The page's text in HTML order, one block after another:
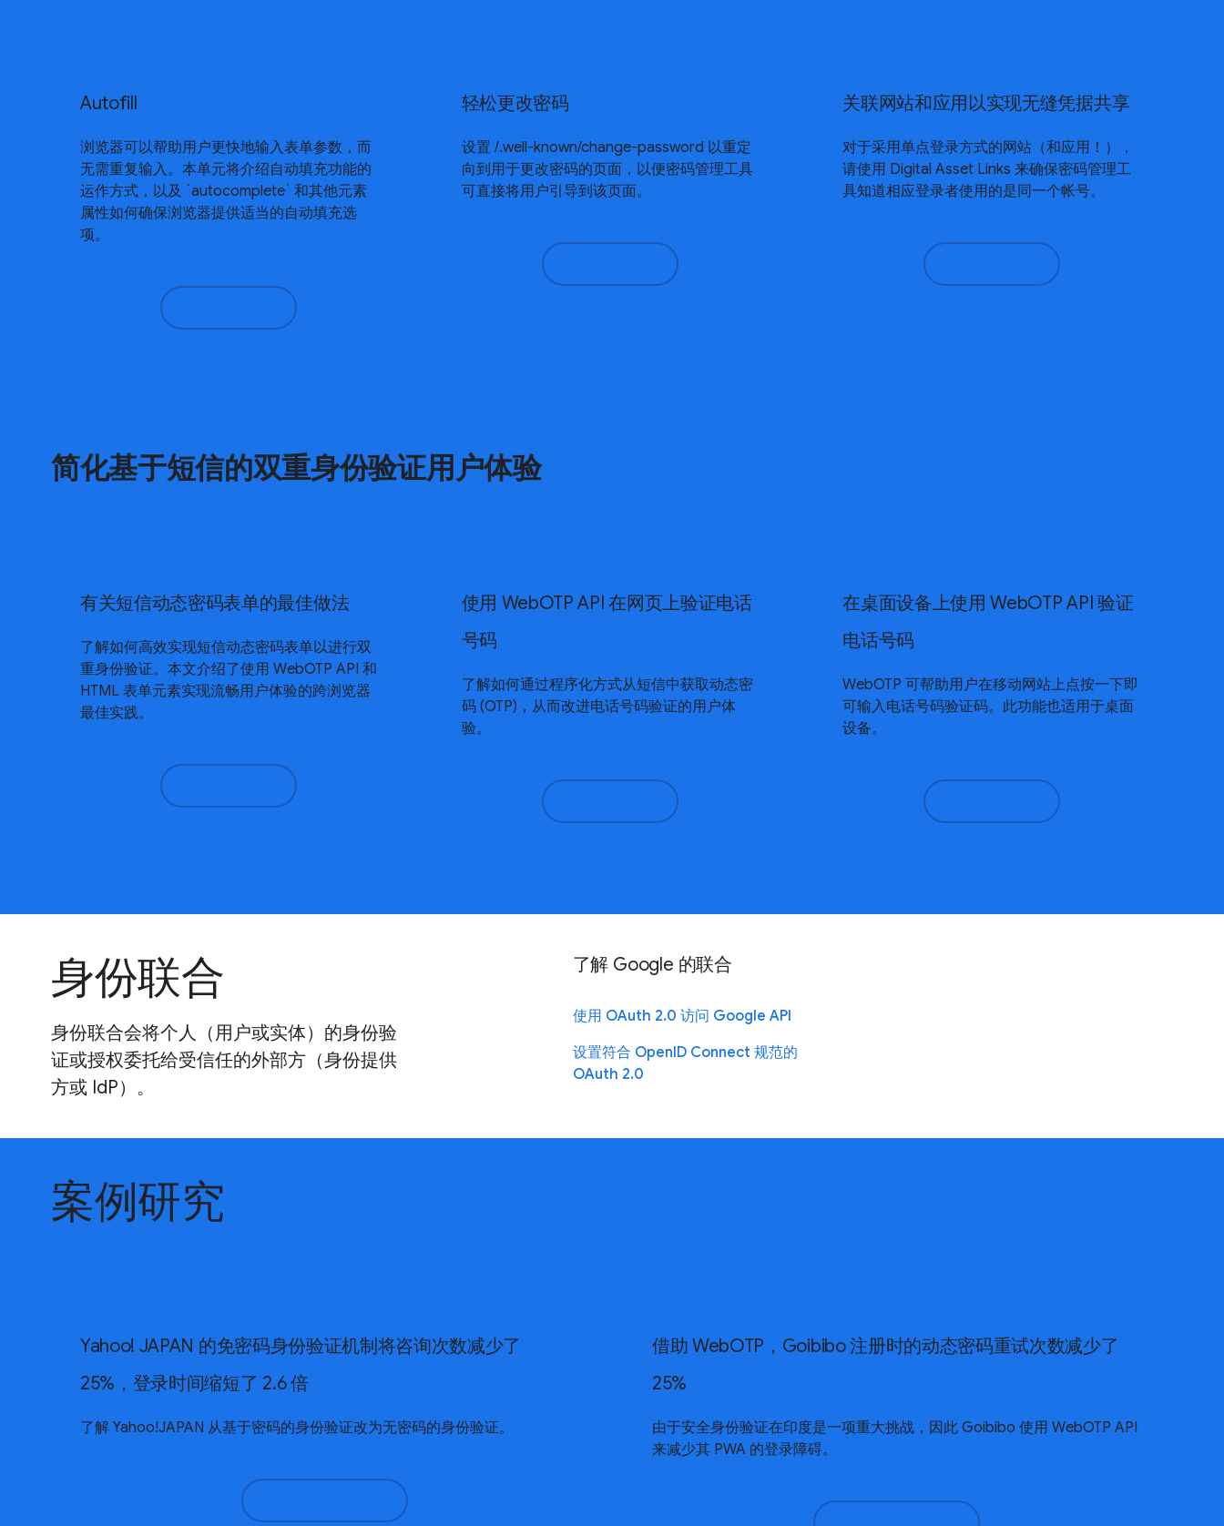
Autofill
浏览器可以帮助用户更快地输入表单参数，而
无需重复输入。本单元将介绍自动填充功能的
运作方式，以及 `autocomplete` 和其他元素
属性如何确保浏览器提供适当的自动填充选
项。
轻松更改密码
设置 /.well-known/change-password 以重定
向到用于更改密码的页面，以便密码管理工具
可直接将用户引导到该页面。
关联网站和应用以实现无缝凭据共享
对于采用单点登录方式的网站（和应用！），
请使用 Digital Asset Links 来确保密码管理工
具知道相应登录者使用的是同一个帐号。
简化基于短信的双重身份验证用户体验
有关短信动态密码表单的最佳做法
了解如何高效实现短信动态密码表单以进行双
重身份验证。本文介绍了使用 WebOTP API 和
HTML 表单元素实现流畅用户体验的跨浏览器
最佳实践。
使用 WebOTP API 在网页上验证电话
号码
了解如何通过程序化方式从短信中获取动态密
码 (OTP)，从而改进电话号码验证的用户体
验。
在桌面设备上使用 WebOTP API 验证
电话号码
WebOTP 可帮助用户在移动网站上点按一下即
可输入电话号码验证码。此功能也适用于桌面
设备。
身份联合
身份联合会将个人（用户或实体）的身份验
证或授权委托给受信任的外部方（身份提供
方或 IdP）。
了解 Google 的联合
使用 OAuth 2.0 访问 Google API
设置符合 OpenID Connect 规范的
OAuth 2.0
案例研究
Yahoo! JAPAN 的免密码身份验证机制将咨询次数减少了
25%，登录时间缩短了 2.6 倍
了解 Yahoo!JAPAN 从基于密码的身份验证改为无密码的身份验证。
借助 WebOTP，Goibibo 注册时的动态密码重试次数减少了
25%
由于安全身份验证在印度是一项重大挑战，因此 Goibibo 使用 WebOTP API
来减少其 PWA 的登录障碍。